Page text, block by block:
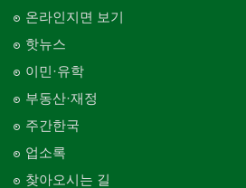
의사-정신과
Employment Agency
Cleaning
카펫 청소
Carpet Cleaning
판촉물
gifts for events
창문
Window
Curtain/Carpet
Wall Paper/Paint
가라지/그라지/차고
Garage Door
피부미용
Skin Care
화장품
Cosmetics
피트니스/헬스
Fitness
산후조리서비스
온라인지면 보기
핫뉴스
이민·유학
부동산·재정
주간한국
업소록
찾아오시는 길